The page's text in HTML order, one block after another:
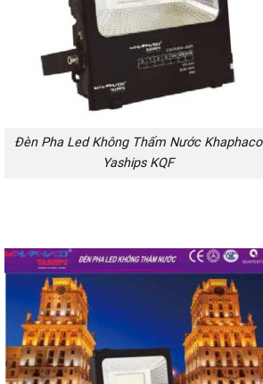
Đèn Pha Led Không Thấm Nước Khaphaco
Yaships KQF